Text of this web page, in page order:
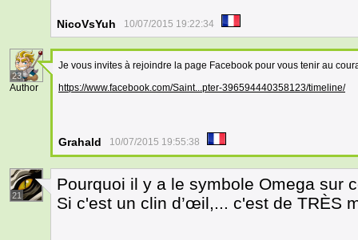
NicoVsYuh 10/07/2015 19:22:34
23
Author
Je vous invites à rejoindre la page Facebook pour vous tenir au
https://www.facebook.com/Saint...pter-396594440358123/timeline/
Grahald 10/07/2015 19:55:38
21
Pourquoi il y a le symbole Omega sur
Si c'est un clin d’œil,... c'est de TRÈS